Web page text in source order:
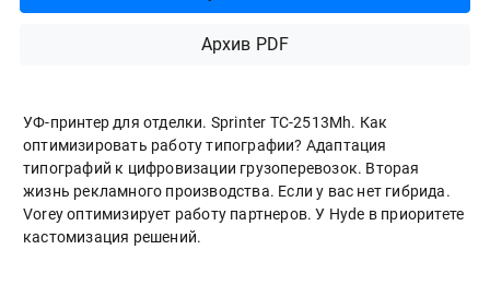
Архив PDF
УФ-принтер для отделки. Sprinter ТС-2513Mh. Как
оптимизировать работу типографии? Адаптация
типографий к цифровизации грузоперевозок. Вторая
жизнь рекламного производства. Если у вас нет гибрида.
Vorey оптимизирует работу партнеров. У Hyde в приоритете
кастомизация решений.